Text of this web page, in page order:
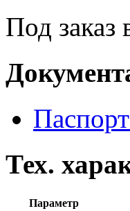
Под заказ
Тех.
Параметр